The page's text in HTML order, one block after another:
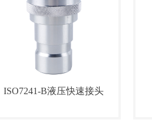
ISO7241-B液压快速接头